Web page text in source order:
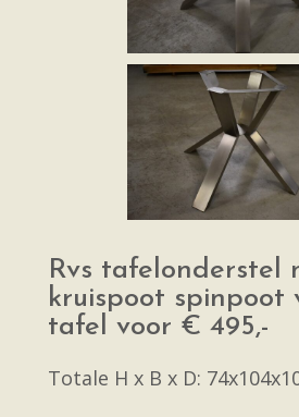
Rvs tafelonderstel
kruispoot spinpoot
tafel voor € 495,-
Totale H x B x D: